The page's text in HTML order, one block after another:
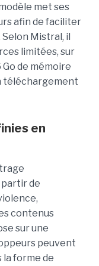
met ses
afin de faciliter
Mistral, il
limitées, sur
Go de mémoire
téléchargement
en
de
contenus
sur une
peuvent
forme de